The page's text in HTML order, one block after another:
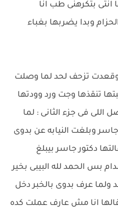
انتى بتكرهنى طب انا
وبدا يضربها بغباء
تزحف لحد لما وصلت
تنقذها وجت ورد وودتها
فى جزء الثانى : لما
وبلغت النيابه عن بدوى
دكتور جاسر بيبلغ
بس الحمد لله البيبى بخير
عرف بدوى بالخبر دخل
انا مش عارف عملت كده